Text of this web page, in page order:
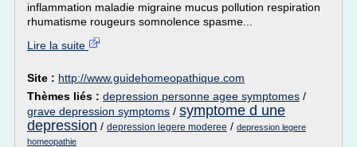
inflammation maladie migraine mucus pollution respiration
rhumatisme rougeurs somnolence spasme...
Lire la suite
Site : http://www.guidehomeopathique.com
Thèmes liés : depression personne agee symptomes /
grave depression symptoms / symptome d une
depression / depression legere moderee / depression legere
homeopathie